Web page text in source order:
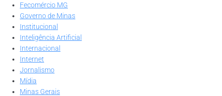
Fecomércio MG
Governo de Minas
Institucional
Inteligência Artificial
Internacional
Internet
Jornalismo
Mídia
Minas Gerais